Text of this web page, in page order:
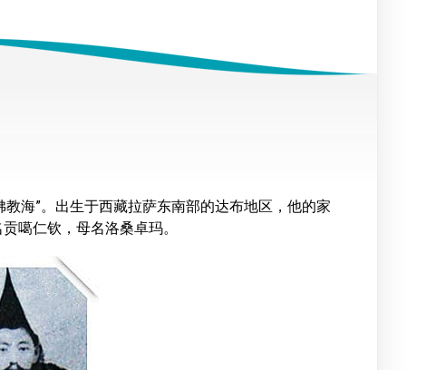
海”。出生于西藏拉萨东南部的达布地区，他的家
噶仁钦，母名洛桑卓玛。